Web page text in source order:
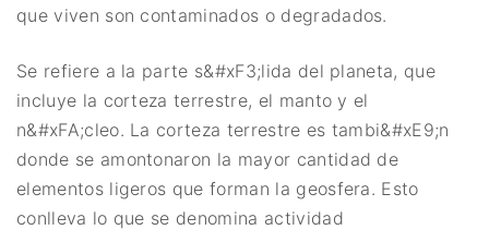
que viven son contaminados o degradados.
Se refiere a la parte s&#xF3;lida del planeta, que
incluye la corteza terrestre, el manto y el
n&#xFA;cleo. La corteza terrestre es tambi&#xE9;n
donde se amontonaron la mayor cantidad de
elementos ligeros que forman la geosfera. Esto
conlleva lo que se denomina actividad